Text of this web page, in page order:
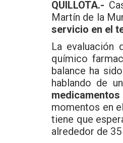
o
k
p
p
QUILLOTA.-
Martín de la
servicio en el
La evaluación
químico
balance ha
hablando de
momentos en
tiene que
alrededor de